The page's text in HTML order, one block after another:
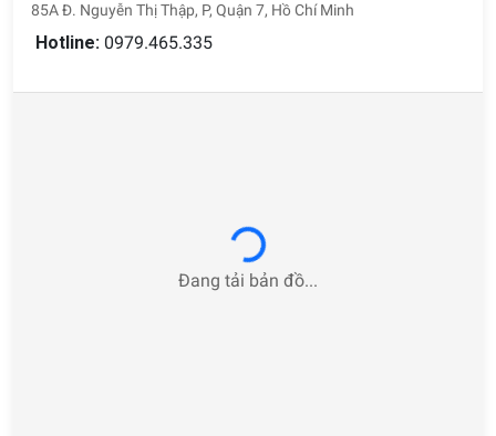
85A Đ. Nguyễn Thị Thập, P, Quận 7, Hồ Chí Minh
Hotline: 0979.465.335
Loading...
Đang tải bản đồ...